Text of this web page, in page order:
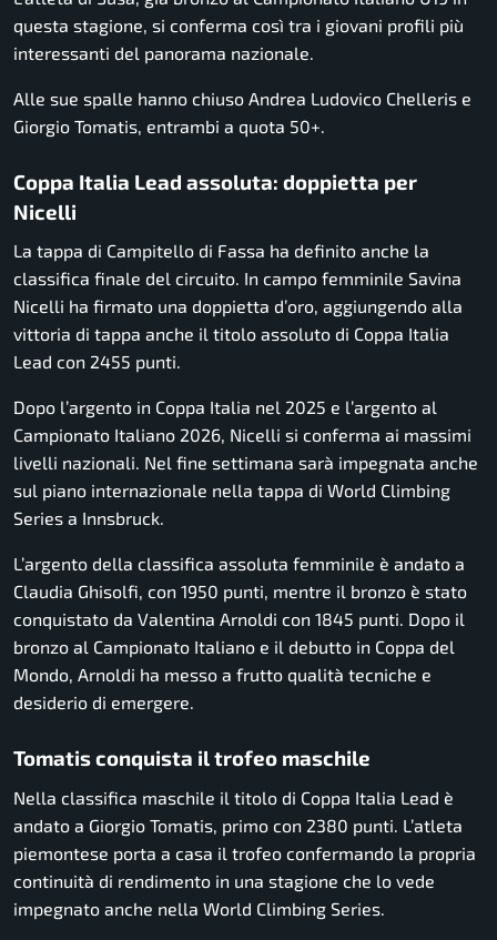
questa stagione, si conferma così tra i giovani profili più
interessanti del panorama nazionale.
Alle sue spalle hanno chiuso Andrea Ludovico Chelleris e
Giorgio Tomatis, entrambi a quota 50+.
Coppa Italia Lead assoluta: doppietta per
Nicelli
La tappa di Campitello di Fassa ha definito anche la
classifica finale del circuito. In campo femminile Savina
Nicelli ha firmato una doppietta d’oro, aggiungendo alla
vittoria di tappa anche il titolo assoluto di Coppa Italia
Lead con 2455 punti.
Dopo l’argento in Coppa Italia nel 2025 e l’argento al
Campionato Italiano 2026, Nicelli si conferma ai massimi
livelli nazionali. Nel fine settimana sarà impegnata anche
sul piano internazionale nella tappa di World Climbing
Series a Innsbruck.
L’argento della classifica assoluta femminile è andato a
Claudia Ghisolfi, con 1950 punti, mentre il bronzo è stato
conquistato da Valentina Arnoldi con 1845 punti. Dopo il
bronzo al Campionato Italiano e il debutto in Coppa del
Mondo, Arnoldi ha messo a frutto qualità tecniche e
desiderio di emergere.
Tomatis conquista il trofeo maschile
Nella classifica maschile il titolo di Coppa Italia Lead è
andato a Giorgio Tomatis, primo con 2380 punti. L’atleta
piemontese porta a casa il trofeo confermando la propria
continuità di rendimento in una stagione che lo vede
impegnato anche nella World Climbing Series.